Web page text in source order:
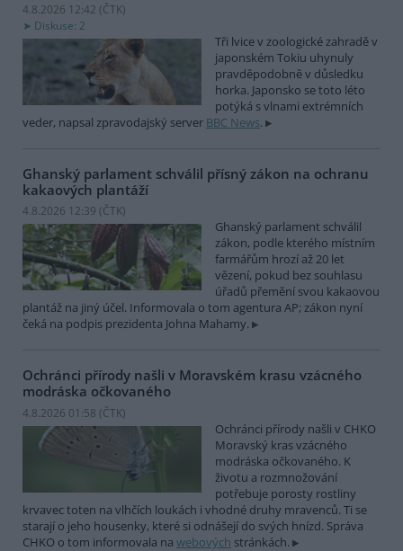
4.8.2026 12:42 (ČTK)
Diskuse: 2
Tři lvice v zoologické zahradě v
japonském Tokiu uhynuly
pravděpodobně v důsledku
horka. Japonsko se toto léto
potýká s vlnami extrémních
veder, napsal zpravodajský server BBC News.
Ghanský parlament schválil přísný zákon na ochranu
kakaových plantáží
4.8.2026 12:39 (ČTK)
Ghanský parlament schválil
zákon, podle kterého místním
farmářům hrozí až 20 let
vězení, pokud bez souhlasu
úřadů přemění svou kakaovou
plantáž na jiný účel. Informovala o tom agentura AP; zákon nyní
čeká na podpis prezidenta Johna Mahamy.
Ochránci přírody našli v Moravském krasu vzácného
modráska očkovaného
4.8.2026 01:58 (ČTK)
Ochránci přírody našli v CHKO
Moravský kras vzácného
modráska očkovaného. K
životu a rozmnožování
potřebuje porosty rostliny
krvavec toten na vlhčích loukách i vhodné druhy mravenců. Ti se
starají o jeho housenky, které si odnášejí do svých hnízd. Správa
CHKO o tom informovala na webových stránkách.